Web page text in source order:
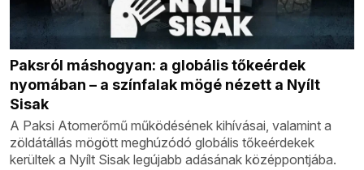
Paksról máshogyan: a globális tőkeérdek
nyomában – a színfalak mögé nézett a Nyílt
Sisak
A Paksi Atomerőmű működésének kihívásai, valamint a
zöldátállás mögött meghúzódó globális tőkeérdekek
kerültek a Nyílt Sisak legújabb adásának középpontjába.